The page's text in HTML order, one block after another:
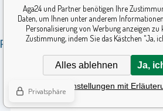
Handbuch
Packungsinhalt:
Trampolin
430
Aga24 und Partner benötigen Ihre
Daten, um Ihnen unter anderem
Personalisierung von Werbung anzeigen
Zustimmung, indem Sie das Kästchen "Ja,
Alles ablehnen Ja,
Detaillierte Einstellungen mit
Privatsphäre